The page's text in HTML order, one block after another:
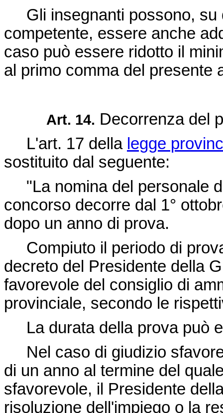
Gli insegnanti possono, su
competente, essere anche
caso può essere ridotto il
al primo comma del presente
Art. 14. Decorrenza del
L'art. 17 della legge
sostituito dal seguente:
"La nomina del personale
concorso decorre dal 1°
dopo un anno di prova.
Compiuto il periodo di
decreto del Presidente della
favorevole del consiglio di
provinciale, secondo le
La durata della prova può
Nel caso di giudizio
di un anno al termine del
sfavorevole, il Presidente
risoluzione dell'impiego o la